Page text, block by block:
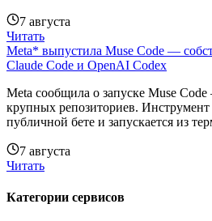
7 августа
Читать
Meta* выпустила Muse Code —
Claude Code и OpenAI Codex
Meta сообщила о запуске Muse
крупных репозиториев.
публичной бете и запускается из
7 августа
Читать
Категории сервисов